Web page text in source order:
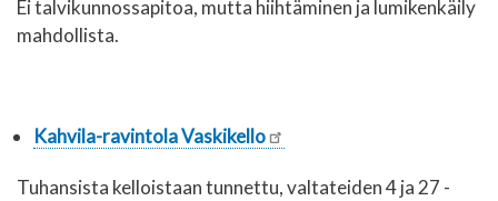
Ei talvikunnossapitoa, mutta hiihtäminen ja lumikenkäily
mahdollista.
Kahvila-ravintola Vaskikello
Tuhansista kelloistaan tunnettu, valtateiden 4 ja 27 -